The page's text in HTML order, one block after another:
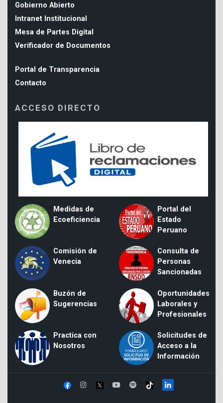
Gobierno Abierto
Intranet Institucional
Mesa de Partes Digital
Verificador de Documentos
Portal de Transparencia
Contacto
ACCESO DIRECTO
Medidas de
Ecoeficiencia
Portal del
Estado
Peruano
Comisión de
Venecia
Consulta de
Personas
Sancionadas
Buzón de
Sugerencias
Oportunidades
Laborales y
Profesionales
Practica con
Nosotros
Solicitudes de
Acceso a la
Información